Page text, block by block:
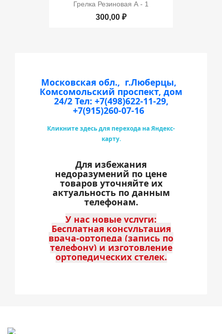
Грелка Резиновая А - 1
300,00 ₽
Московская обл., г.Люберцы,
Комсомольский проспект, дом
24/2 Тел: +7(498)622-11-29,
+7(915)260-07-16
Кликните здесь для перехода на Яндекс-
карту.
Для избежания
недоразумений по цене
товаров уточняйте их
актуальность по данным
телефонам.
У нас новые услуги:
Бесплатная консультация
врача-ортопеда (запись по
телефону) и изготовление
ортопедических стелек.